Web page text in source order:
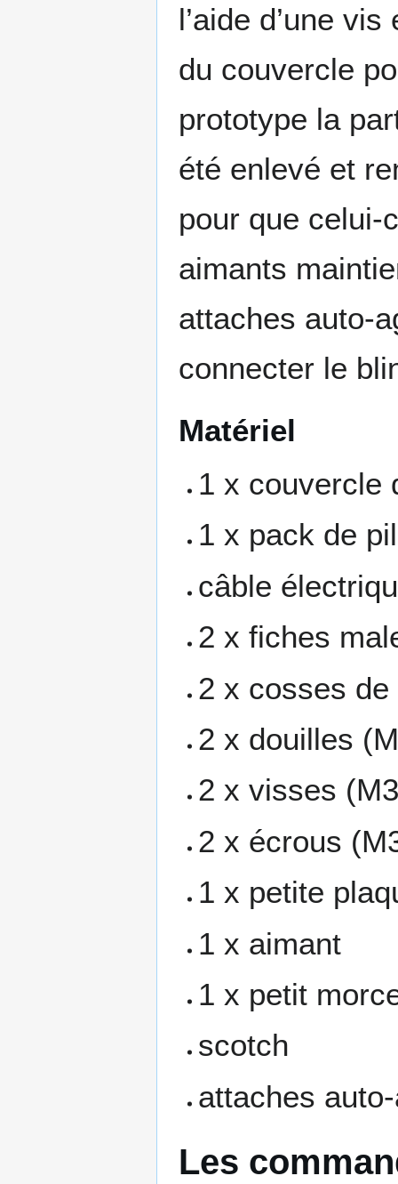
l’aide d’une
du couvercle
prototype la
été enlevé et
pour que celui-
aimants
attaches auto-
connecter le
Matériel
1 x couvercle
1 x pack de
câble
2 x fiches
2 x cosses
2 x douilles
2 x visses
2 x écrous
1 x petite
1 x aimant
1 x petit
scotch
attaches
Les